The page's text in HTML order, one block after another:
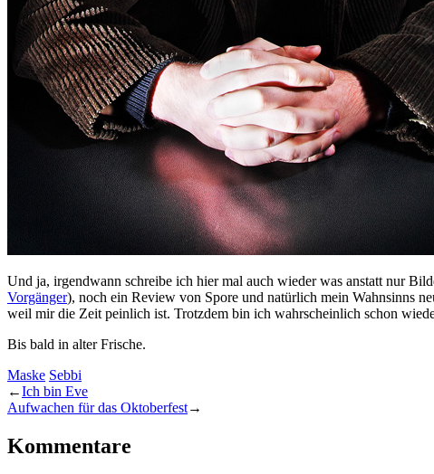
Und ja, irgendwann schreibe ich hier mal auch wieder was anstatt nur
Vorgänger), noch ein Review von Spore und natürlich mein Wahnsinns
weil mir die Zeit peinlich ist. Trotzdem bin ich wahrscheinlich schon
Bis bald in alter Frische.
Maske Sebbi
←Ich bin Eve
Aufwachen für das Oktoberfest→
Kommentare